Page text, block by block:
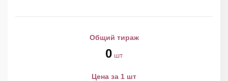
Общий тираж
0 шт
Цена за 1 шт